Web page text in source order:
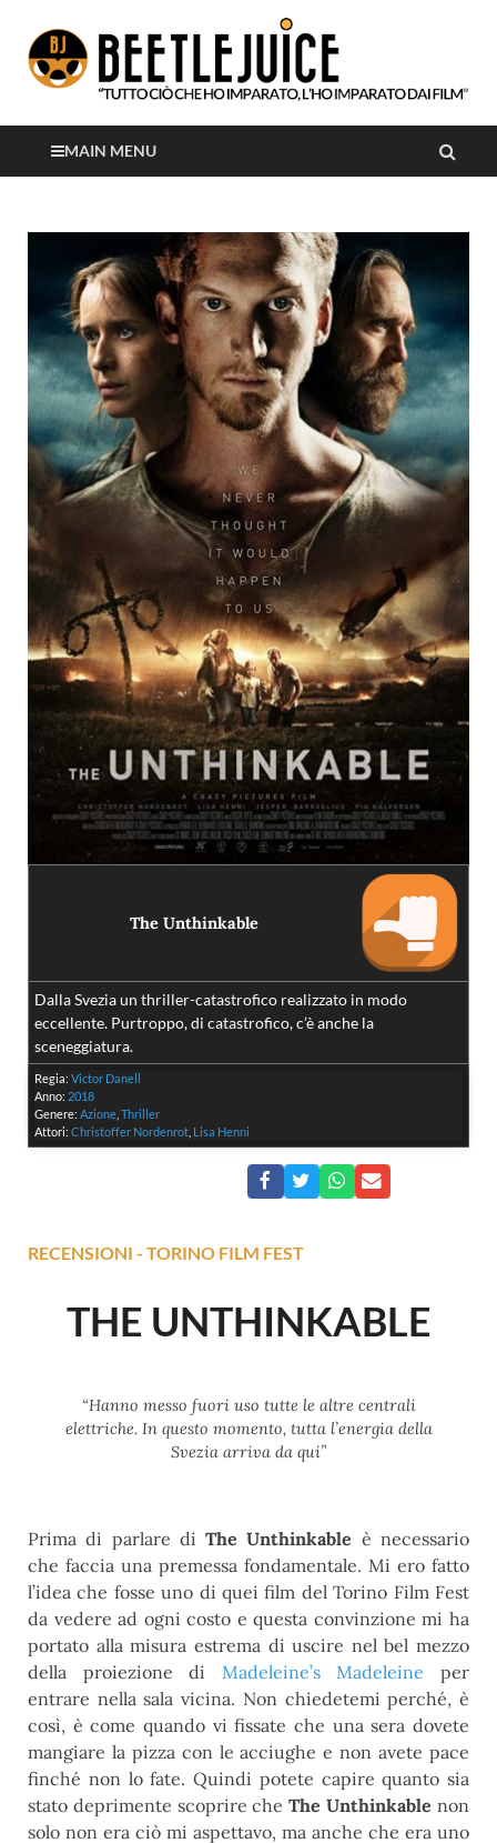
Beetlejuice
MAIN MENU
RECENSIONI - TORINO FILM FEST
THE UNTHINKABLE
“Hanno messo fuori uso tutte le altre centrali
elettriche. In questo momento, tutta l’energia della
Svezia arriva da qui”
Prima di parlare diThe Unthinkable è necessario
che faccia una premessa fondamentale. Mi ero fatto
l’idea che fosse uno di quei film del Torino Film Fest
da vedere ad ogni costo e questa convinzione mi ha
portato alla misura estrema di uscire nel bel mezzo
della proiezione di Madeleine’s Madeleine per
entrare nella sala vicina. Non chiedetemi perché, è
così, è come quando vi fissate che una sera dovete
mangiare la pizza con le acciughe e non avete pace
finché non lo fate. Quindi potete capire quanto sia
stato deprimente scoprire cheThe Unthinkable non
solo non era ciò mi aspettavo, ma anche che era uno
The Unthinkable
Dalla Svezia un thriller-catastrofico realizzato in modo
eccellente. Purtroppo, di catastrofico, c’è anche la
sceneggiatura.
Regia: Victor Danell
Anno: 2018
Genere: Azione Thriller
Attori: Christoffer Nordenrot Lisa Henni